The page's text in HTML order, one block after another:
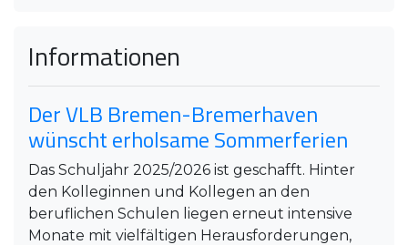
Informationen
Der VLB Bremen-Bremerhaven
wünscht erholsame Sommerferien
Das Schuljahr 2025/2026 ist geschafft. Hinter
den Kolleginnen und Kollegen an den
beruflichen Schulen liegen erneut intensive
Monate mit vielfältigen Herausforderungen,